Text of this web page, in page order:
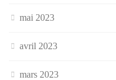
mai 2023
avril 2023
mars 2023